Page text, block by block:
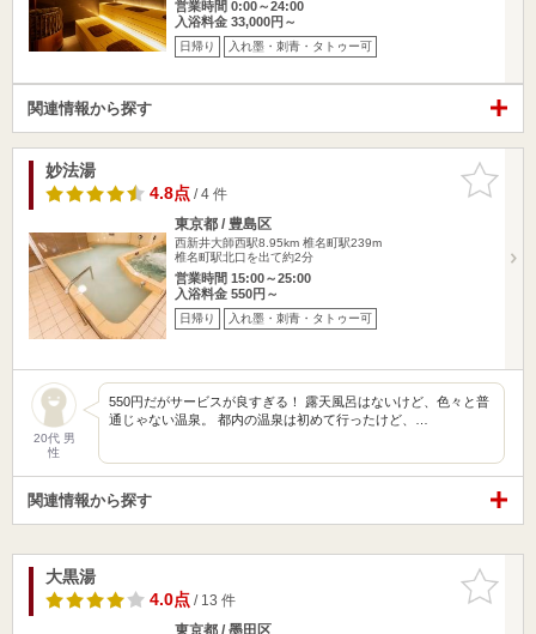
営業時間 0:00～24:00
入浴料金 33,000円～
日帰り 入れ墨・刺青・タトゥー可
関連情報から探す
お気に入
りに追加
妙法湯
4.8点/ 4 件
東京都 / 豊島区
西新井大師西駅8.95km 椎名町駅239m
椎名町駅北口を出て約2分
営業時間 15:00～25:00
入浴料金 550円～
日帰り 入れ墨・刺青・タトゥー可
20代 男
性
550円だがサービスが良すぎる！ 露天風呂はないけど、色々と普
通じゃない温泉。 都内の温泉は初めて行ったけど、…
関連情報から探す
お気に入
りに追加
大黒湯
4.0点/ 13 件
東京都 / 墨田区